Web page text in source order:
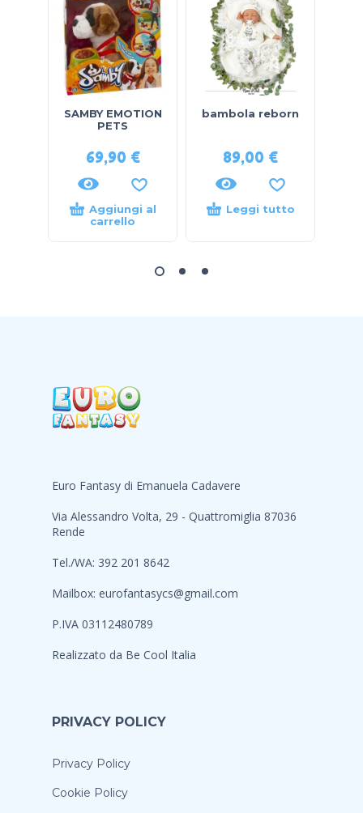
SAMBY EMOTION
PETS
69,90 €
Aggiungi al
carrello
bambola reborn
89,00 €
Leggi tutto
Euro Fantasy di Emanuela Cadavere
Via Alessandro Volta, 29 - Quattromiglia 87036
Rende
Tel./WA: 392 201 8642
Mailbox: eurofantasycs@gmail.com
P.IVA 03112480789
Realizzato da Be Cool Italia
PRIVACY POLICY
Privacy Policy
Cookie Policy